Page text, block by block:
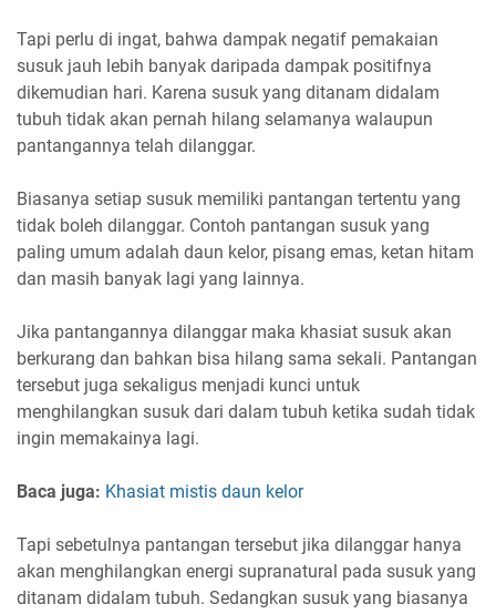
Tapi perlu di ingat, bahwa dampak negatif pemakaian
susuk jauh lebih banyak daripada dampak positifnya
dikemudian hari. Karena susuk yang ditanam didalam
tubuh tidak akan pernah hilang selamanya walaupun
pantangannya telah dilanggar.
Biasanya setiap susuk memiliki pantangan tertentu yang
tidak boleh dilanggar. Contoh pantangan susuk yang
paling umum adalah daun kelor, pisang emas, ketan hitam
dan masih banyak lagi yang lainnya.
Jika pantangannya dilanggar maka khasiat susuk akan
berkurang dan bahkan bisa hilang sama sekali. Pantangan
tersebut juga sekaligus menjadi kunci untuk
menghilangkan susuk dari dalam tubuh ketika sudah tidak
ingin memakainya lagi.
Baca juga: Khasiat mistis daun kelor
Tapi sebetulnya pantangan tersebut jika dilanggar hanya
akan menghilangkan energi supranatural pada susuk yang
ditanam didalam tubuh. Sedangkan susuk yang biasanya